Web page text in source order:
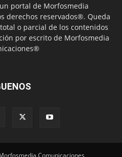
portal de Morfosmedia
derechos reservados®. Queda
o parcial de los contenidos
por escrito de Morfosmedia
Comunicaciones